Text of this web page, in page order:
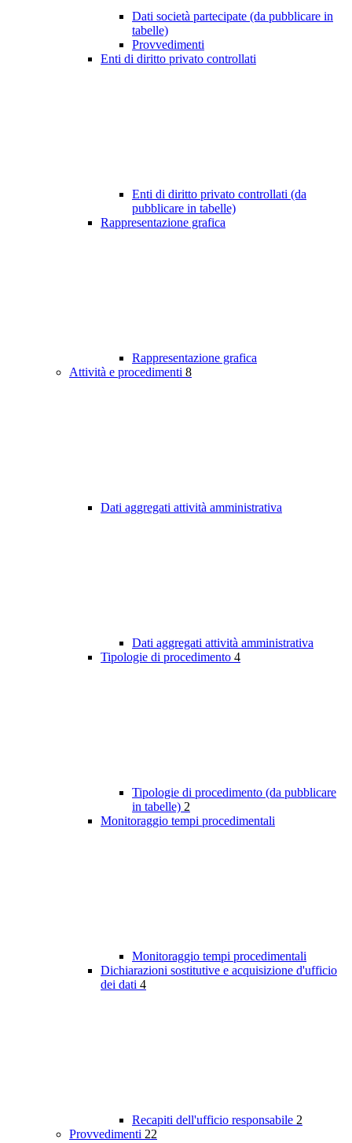
Dati società partecipate (da pubblicare in
tabelle)
Provvedimenti
Enti di diritto privato controllati
Enti di diritto privato controllati (da
pubblicare in tabelle)
Rappresentazione grafica
Rappresentazione grafica
Attività e procedimenti 8
Dati aggregati attività amministrativa
Dati aggregati attività amministrativa
Tipologie di procedimento 4
Tipologie di procedimento (da pubblicare
in tabelle) 2
Monitoraggio tempi procedimentali
Monitoraggio tempi procedimentali
Dichiarazioni sostitutive e acquisizione d'ufficio
dei dati 4
Recapiti dell'ufficio responsabile 2
Provvedimenti 22